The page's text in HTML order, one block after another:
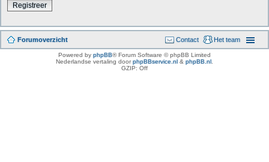
Registreer
Forumoverzicht Het team
Contact
Powered by phpBB® Forum Software © phpBB Limited
Nederlandse vertaling doorphpBBservice.nl & phpBB.nl
GZIP: Off